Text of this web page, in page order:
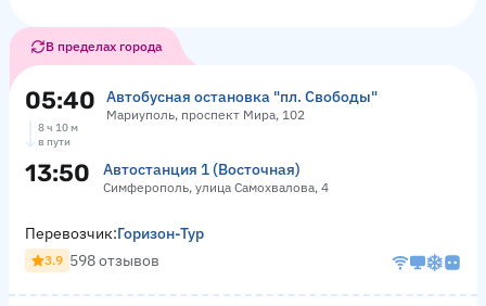
В пределах города
05:40 Автобусная остановка "пл. Свободы"
Мариуполь, проспект Мира, 102
8 ч 10 м
в пути
13:50 Автостанция 1 (Восточная)
Симферополь, улица Самохвалова, 4
Перевозчик:Горизон-Тур
3.9 598 отзывов